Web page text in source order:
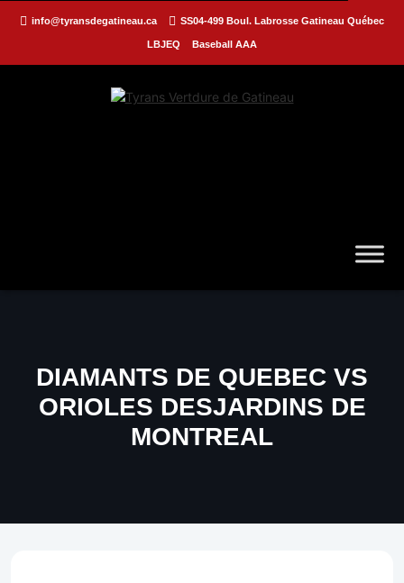
info@tyransdegatineau.ca SS04-499 Boul. Labrosse Gatineau Québec
LBJEQ Baseball AAA
DIAMANTS DE QUEBEC VS
ORIOLES DESJARDINS DE
MONTREAL